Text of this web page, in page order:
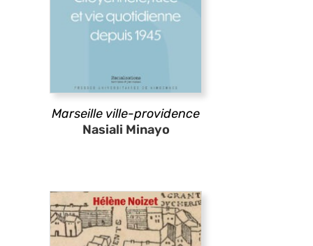
Marseille ville-providence
Nasiali Minayo